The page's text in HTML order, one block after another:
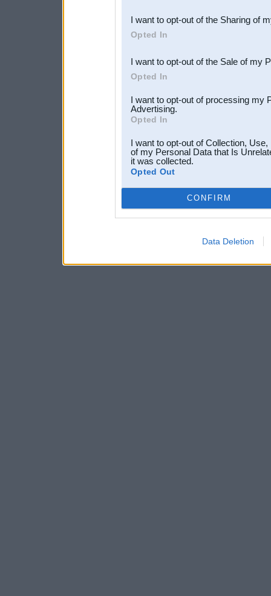
Downstream Participants
third parties.
I want to opt-out of the Sharing of
Opted In
I want to opt-out of the Sale of my
Opted In
I want to opt-out of processing my
Advertising.
Opted In
I want to opt-out of Collection,
of my Personal Data that Is
it was collected.
Opted Out
CONFIRM
Data Deletion